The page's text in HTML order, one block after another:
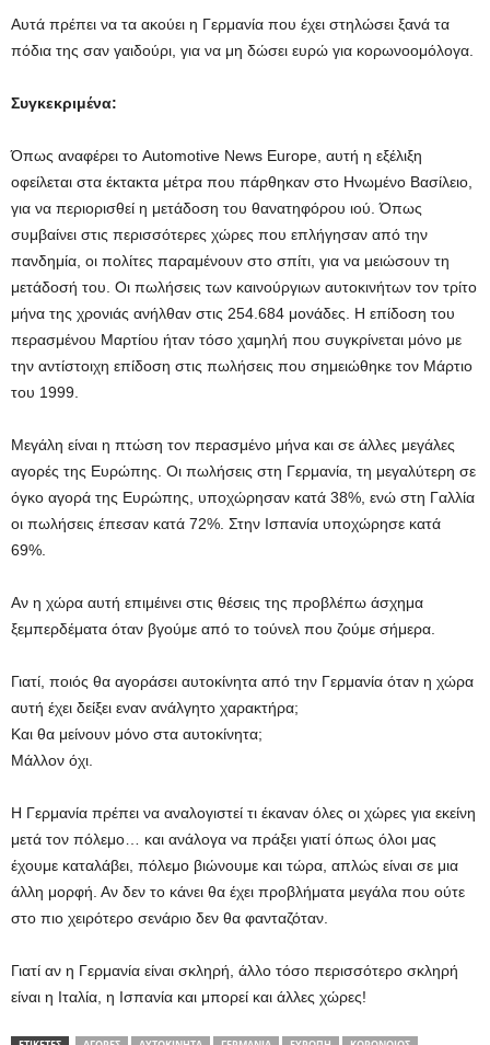
Αυτά πρέπει να τα ακούει η Γερμανία που έχει στηλώσει ξανά τα
πόδια της σαν γαιδούρι, για να μη δώσει ευρώ για κορωνοομόλογα.
Συγκεκριμένα:
Όπως αναφέρει το Automotive News Europe, αυτή η εξέλιξη
οφείλεται στα έκτακτα μέτρα που πάρθηκαν στο Ηνωμένο Βασίλειο,
για να περιορισθεί η μετάδοση του θανατηφόρου ιού. Όπως
συμβαίνει στις περισσότερες χώρες που επλήγησαν από την
πανδημία, οι πολίτες παραμένουν στο σπίτι, για να μειώσουν τη
μετάδοσή του. Οι πωλήσεις των καινούργιων αυτοκινήτων τον τρίτο
μήνα της χρονιάς ανήλθαν στις 254.684 μονάδες. Η επίδοση του
περασμένου Μαρτίου ήταν τόσο χαμηλή που συγκρίνεται μόνο με
την αντίστοιχη επίδοση στις πωλήσεις που σημειώθηκε τον Μάρτιο
του 1999.
Μεγάλη είναι η πτώση τον περασμένο μήνα και σε άλλες μεγάλες
αγορές της Ευρώπης. Οι πωλήσεις στη Γερμανία, τη μεγαλύτερη σε
όγκο αγορά της Ευρώπης, υποχώρησαν κατά 38%, ενώ στη Γαλλία
οι πωλήσεις έπεσαν κατά 72%. Στην Ισπανία υποχώρησε κατά
69%.
Αν η χώρα αυτή επιμέινει στις θέσεις της προβλέπω άσχημα
ξεμπερδέματα όταν βγούμε από το τούνελ που ζούμε σήμερα.
Γιατί, ποιός θα αγοράσει αυτοκίνητα από την Γερμανία όταν η χώρα
αυτή έχει δείξει εναν ανάλγητο χαρακτήρα;
Και θα μείνουν μόνο στα αυτοκίνητα;
Μάλλον όχι.
Η Γερμανία πρέπει να αναλογιστεί τι έκαναν όλες οι χώρες για εκείνη
μετά τον πόλεμο… και ανάλογα να πράξει γιατί όπως όλοι μας
έχουμε καταλάβει, πόλεμο βιώνουμε και τώρα, απλώς είναι σε μια
άλλη μορφή. Αν δεν το κάνει θα έχει προβλήματα μεγάλα που ούτε
στο πιο χειρότερο σενάριο δεν θα φανταζόταν.
Γιατί αν η Γερμανία είναι σκληρή, άλλο τόσο περισσότερο σκληρή
είναι η Ιταλία, η Ισπανία και μπορεί και άλλες χώρες!